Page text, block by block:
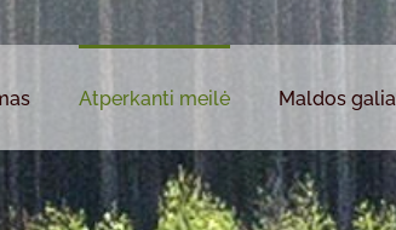
Atperkanti meilė Maldos galia